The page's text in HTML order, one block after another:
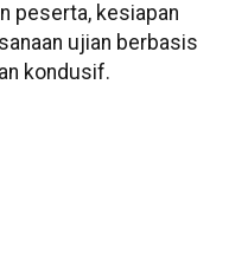
peserta, kesiapan
ujian berbasis
kondusif.